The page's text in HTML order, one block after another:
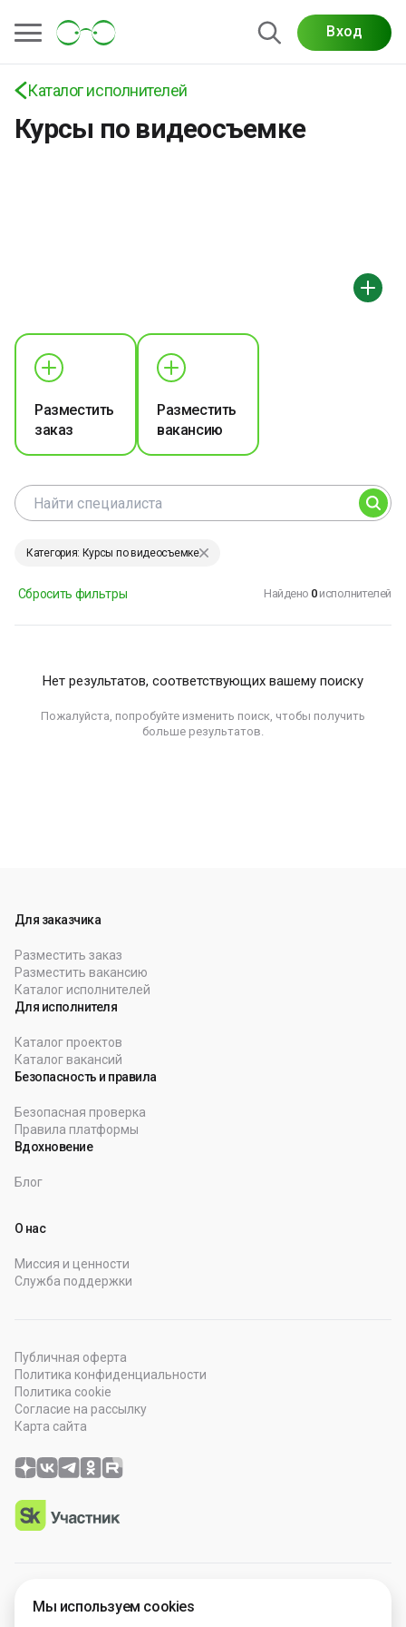
Вход
Каталог исполнителей
Курсы по видеосъемке
Разместить
заказ
Разместить
вакансию
Категория: Курсы по видеосъемке
Сбросить фильтры Найдено 0 исполнителей
Нет результатов, соответствующих вашему поиску
Пожалуйста, попробуйте изменить поиск, чтобы получить
больше результатов.
Для заказчика
Разместить заказ
Разместить вакансию
Каталог исполнителей
Для исполнителя
Каталог проектов
Каталог вакансий
Безопасность и правила
Безопасная проверка
Правила платформы
Вдохновение
Блог
О нас
Миссия и ценности
Служба поддержки
Публичная оферта
Политика конфиденциальности
Политика cookie
Согласие на рассылку
Карта сайта
© 2026 OOO “Просто Гений”. Все права защищены.
Мы используем cookies